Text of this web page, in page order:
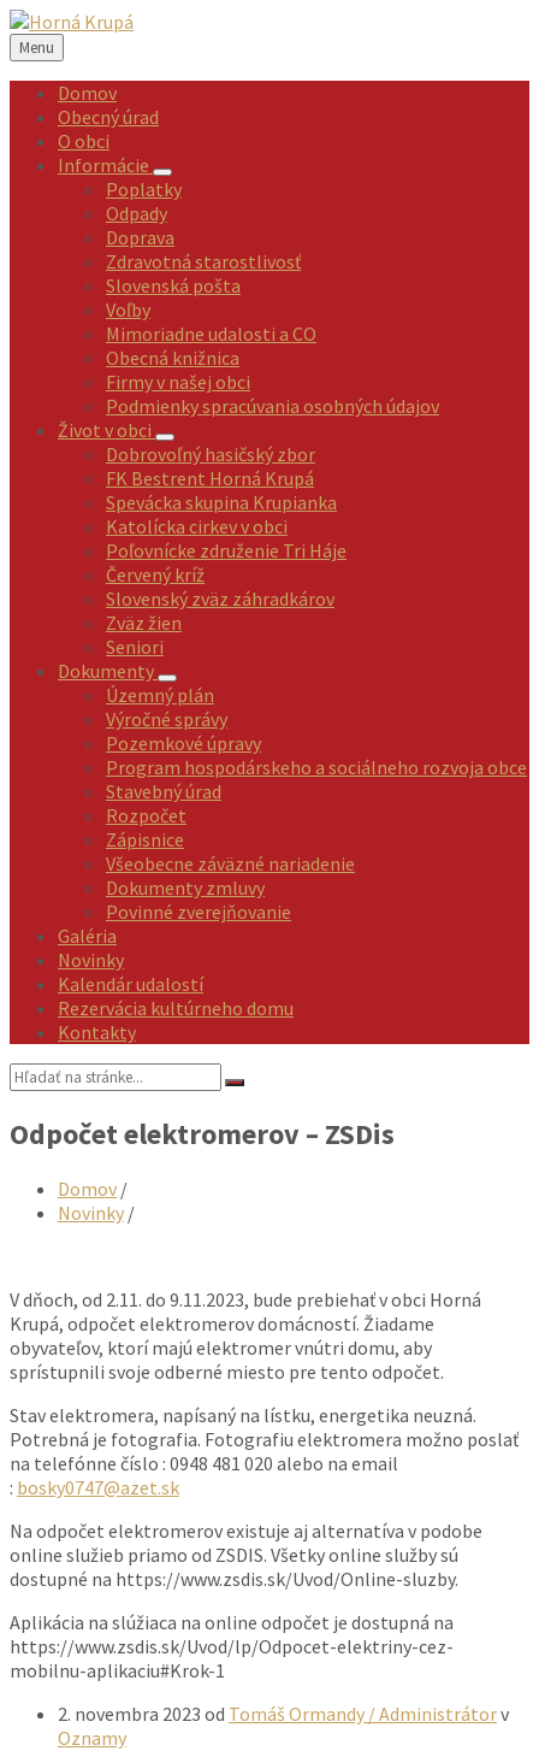
Preskočiť
na
obsah
Preskočiť
na
ľavý
panel
Preskočiť
na
pravý
panel
Preskočiť
na
pätičku
Menu
Domov
Obecný úrad
O obci
Informácie
Poplatky
Odpady
Doprava
Zdravotná starostlivosť
Slovenská pošta
Voľby
Mimoriadne udalosti a CO
Obecná knižnica
Firmy v našej obci
Podmienky spracúvania osobných údajov
Život v obci
Dobrovoľný hasičský zbor
FK Bestrent Horná Krupá
Spevácka skupina Krupianka
Katolícka cirkev v obci
Poľovnícke združenie Tri Háje
Červený kríž
Slovenský zväz záhradkárov
Zväz žien
Seniori
Dokumenty
Územný plán
Výročné správy
Pozemkové úpravy
Program hospodárskeho a sociálneho rozvoja obce
Stavebný úrad
Rozpočet
Zápisnice
Všeobecne záväzné nariadenie
Dokumenty zmluvy
Povinné zverejňovanie
Galéria
Novinky
Kalendár udalostí
Rezervácia kultúrneho domu
Kontakty
Vyhľadávanie:
Odpočet elektromerov – ZSDis
Domov /
Novinky /
V dňoch, od 2.11. do 9.11.2023, bude prebiehať v obci Horná
Krupá, odpočet elektromerov domácností. Žiadame
obyvateľov, ktorí majú elektromer vnútri domu, aby
sprístupnili svoje odberné miesto pre tento odpočet.
Stav elektromera, napísaný na lístku, energetika neuzná.
Potrebná je fotografia. Fotografiu elektromera možno poslať
na telefónne číslo : 0948 481 020 alebo na email
: bosky0747@azet.sk
Na odpočet elektromerov existuje aj alternatíva v podobe
online služieb priamo od ZSDIS. Všetky online služby sú
dostupné na https://www.zsdis.sk/Uvod/Online-sluzby.
Aplikácia na slúžiaca na online odpočet je dostupná na
https://www.zsdis.sk/Uvod/lp/Odpocet-elektriny-cez-
mobilnu-aplikaciu#Krok-1
2. novembra 2023 od Tomáš Ormandy / Administrátorv
Oznamy